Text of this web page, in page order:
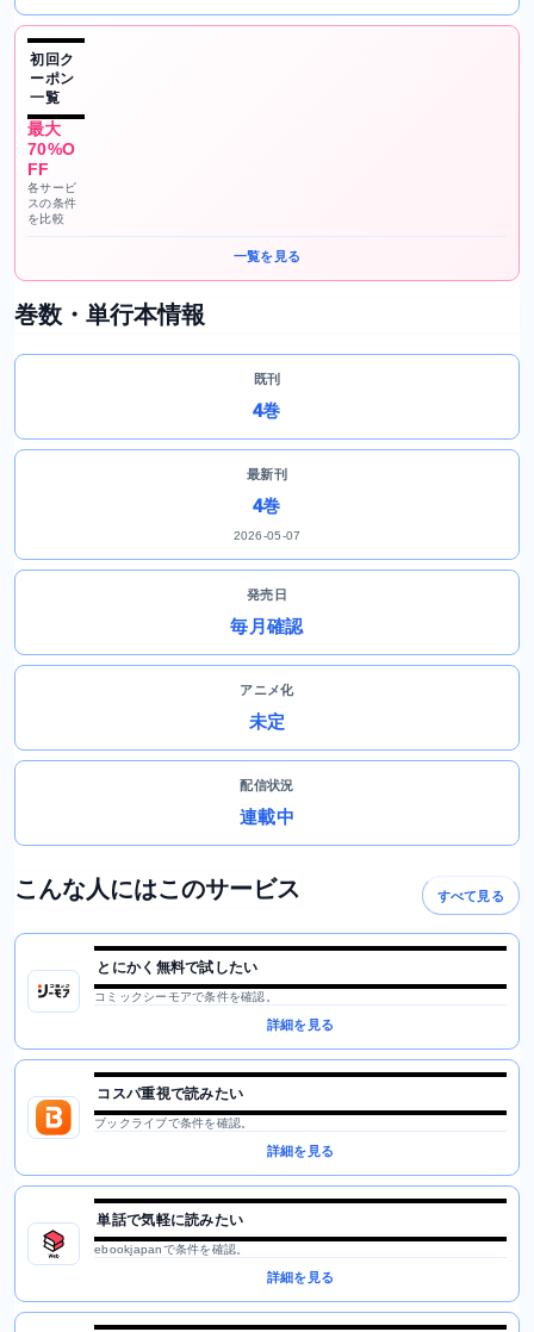
初回ク
ーポン
一覧
最大
70%O
FF
各サービ
スの条件
を比較
一覧を見る
巻数・単行本情報
既刊
4巻
最新刊
4巻
2026-05-07
発売日
毎月確認
アニメ化
未定
配信状況
連載中
こんな人にはこのサービス すべて見る
とにかく無料で試したい
コミックシーモアで条件を確認。
詳細を見る
コスパ重視で読みたい
ブックライブで条件を確認。
詳細を見る
単話で気軽に読みたい
ebookjapanで条件を確認。
詳細を見る